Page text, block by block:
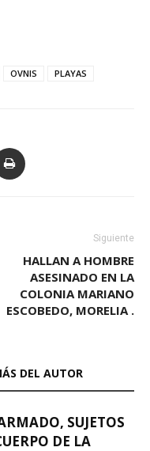
OVNIS PLAYAS
Siguiente
HALLAN A HOMBRE
ASESINADO EN LA
COLONIA MARIANO
ESCOBEDO, MORELIA .
DEL AUTOR
SUJETOS
DE LA